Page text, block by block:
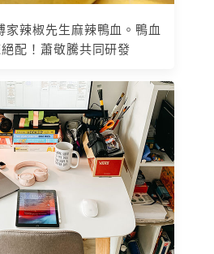
家辣椒先生麻辣鴨血。鴨血
配！蕭敬騰共同研發